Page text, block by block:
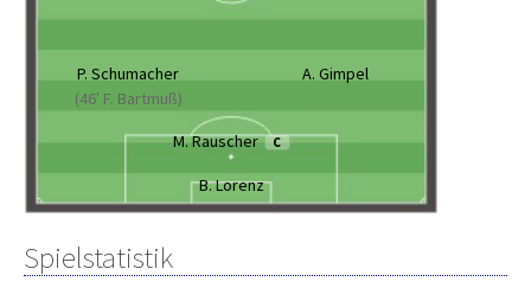
P. Schumacher
(46' F. Bartmuß)
A. Gimpel
M. Rauscher C
B. Lorenz
Spielstatistik